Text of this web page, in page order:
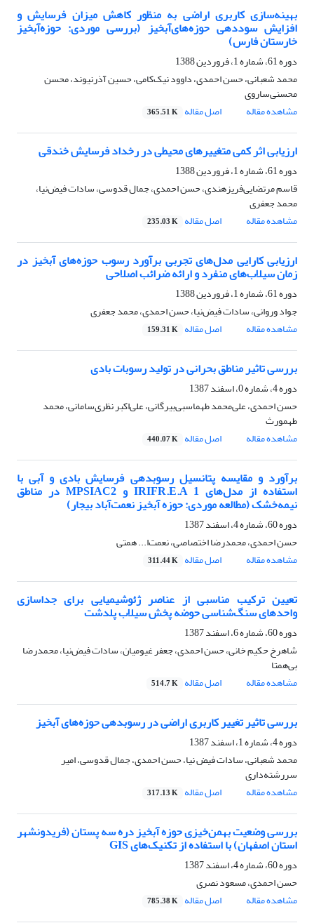
بهینه‌سازی کاربری اراضی به منظور کاهش میزان فرسایش و
افزایش سوددهی حوزه‌های‌آبخیز (بررسی موردی: حوزه‌آبخیز
خارستان فارس)
دوره 61، شماره 1، فروردین 1388
محمد شعبانی، حسن احمدی، داوود نیک‌کامی، حسین آذرنیوند، محسن
محسنی‌ساروی
مشاهده مقاله
اصل مقاله 365.51 K
ارزیابی اثر کمی متغییرهای محیطی در رخداد فرسایش خندقی
دوره 61، شماره 1، فروردین 1388
قاسم مرتضایی‌فریزهندی، حسن احمدی، جمال قدوسی، سادات فیض‌نیا،
محمد جعفری
مشاهده مقاله
اصل مقاله 235.03 K
ارزیابی کارایی مدل‌های تجربی برآورد رسوب حوزه‌های آبخیز در
زمان سیلاب‌های منفرد و ارائه ضرائب اصلاحی
دوره 61، شماره 1، فروردین 1388
جواد وروانی، سادات فیض‌نیا، حسن احمدی، محمد جعفری
مشاهده مقاله
اصل مقاله 159.31 K
بررسی تاثیر مناطق بحرانی در تولید رسوبات بادی
دوره 4، شماره 0، اسفند 1387
حسن احمدی، علی‌محمد طهماسبی‌بیرگانی، علی‌اکبر نظری‌سامانی، محمد
طهمورث
مشاهده مقاله
اصل مقاله 440.07 K
برآورد و مقایسه پتانسیل رسوبدهی فرسایش بادی و آبی با
استفاده از مدل‌های IRIFR.E.A 1 و MPSIAC2 در مناطق
نیمه‌خشک (مطالعه موردی: حوزه آبخیز نعمت‌آباد بیجار)
دوره 60، شماره 4، اسفند 1387
حسن احمدی، محمدرضا اختصاصی، نعمت‌ا... همتی
مشاهده مقاله
اصل مقاله 311.44 K
تعیین ترکیب مناسبی از عناصر ژئوشیمیایی برای جداسازی
واحدهای سنگ‌شناسی حوضه پخش سیلاب پلدشت
دوره 60، شماره 6، اسفند 1387
شاهرخ حکیم خانی، حسن احمدی، جعفر غیومیان، سادات فیض‌نیا، محمدرضا
بی‌همتا
مشاهده مقاله
اصل مقاله 514.7 K
بررسی تاثیر تغییر کاربری اراضی در رسوبدهی حوزه‌های آبخیز
دوره 4، شماره 1، اسفند 1387
محمد شعبانی، سادات فیض نیا، حسن احمدی، جمال قدوسی، امیر
سررشته‌داری
مشاهده مقاله
اصل مقاله 317.13 K
بررسی وضعیت بهمن‌خیزی حوزه آبخیز دره سه پستان (فریدونشهر
استان اصفهان) با استفاده از تکنیک‌های GIS
دوره 60، شماره 4، اسفند 1387
حسن احمدی، مسعود نصری
مشاهده مقاله
اصل مقاله 785.38 K